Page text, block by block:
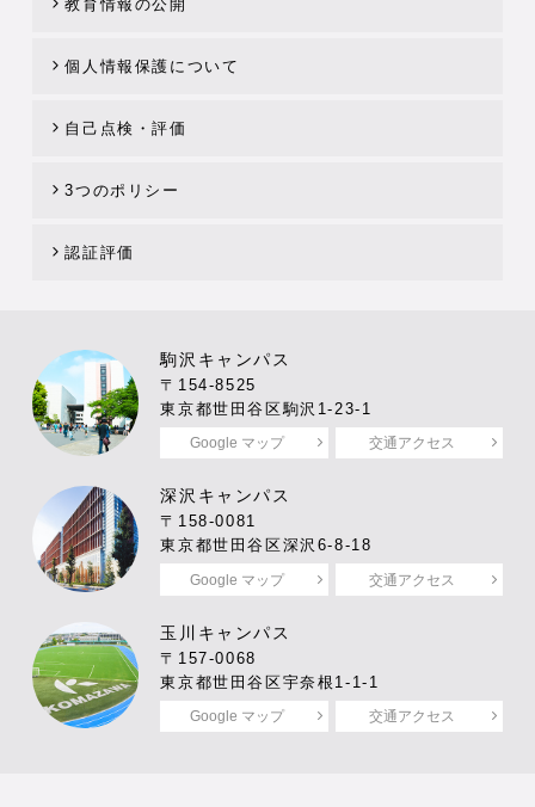
教育情報の公開
個人情報保護について
自己点検・評価
3つのポリシー
認証評価
駒沢キャンパス
〒154-8525
東京都世田谷区駒沢1-23-1
Google マップ 交通アクセス
深沢キャンパス
〒158-0081
東京都世田谷区深沢6-8-18
Google マップ 交通アクセス
玉川キャンパス
〒157-0068
東京都世田谷区宇奈根1-1-1
Google マップ 交通アクセス